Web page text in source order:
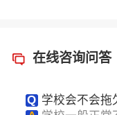
在线咨询问答
Q 学校会不会拖